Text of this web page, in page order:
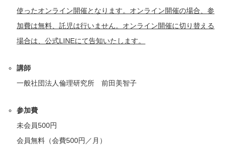
使ったオンライン開催となります。オンライン開催の場合、参
加費は無料、託児は行いません。オンライン開催に切り替える
場合は、公式LINEにて告知いたします。
講師
一般社団法人倫理研究所 前田美智子
参加費
未会員500円
会員無料（会費500円／月）